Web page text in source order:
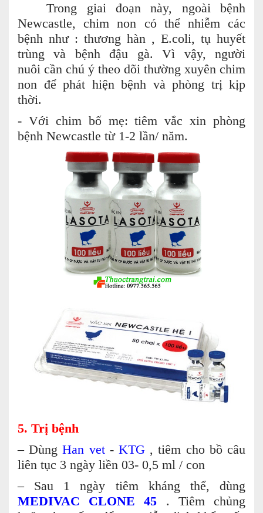
Trong giai đoạn này, ngoài bệnh
Newcastle, chim non có thể nhiễm các
bệnh như : thương hàn , E.coli, tụ huyết
trùng và bệnh đậu gà. Vì vậy, người
nuôi cần chú ý theo dõi thường xuyên chim
non để phát hiện bệnh và phòng trị kịp
thời.
- Với chim bố mẹ: tiêm vắc xin phòng
bệnh Newcastle từ 1-2 lần/ năm.
5. Trị bệnh
– DùngHan vet -KTG , tiêm cho bồ câu
liên tục 3 ngày liền 03- 0,5 ml / con
– Sau 1 ngày tiêm kháng thể, dùng
MEDIVAC CLONE 45 . Tiêm chủng